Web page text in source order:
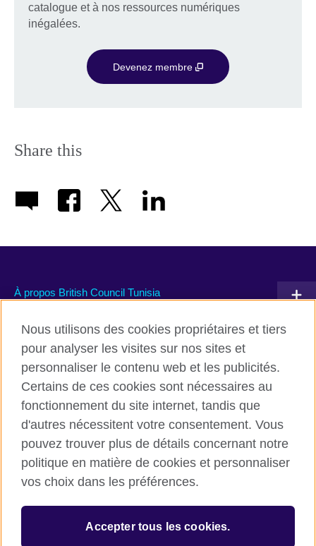
catalogue et à nos ressources numériques
inégalées.
Devenez membre
Share this
À propos British Council Tunisia
Communiquez avec nous
TikTok
British Council global
Conditions d’utilisation et protection des données
Cookies
Nous utilisons des cookies propriétaires et tiers
pour analyser les visites sur nos sites et
personnaliser le contenu web et les publicités.
Certains de ces cookies sont nécessaires au
fonctionnement du site internet, tandis que
d'autres nécessitent votre consentement. Vous
pouvez trouver plus de détails concernant notre
politique en matière de cookies et personnaliser
vos choix dans les préférences.
Accepter tous les cookies.